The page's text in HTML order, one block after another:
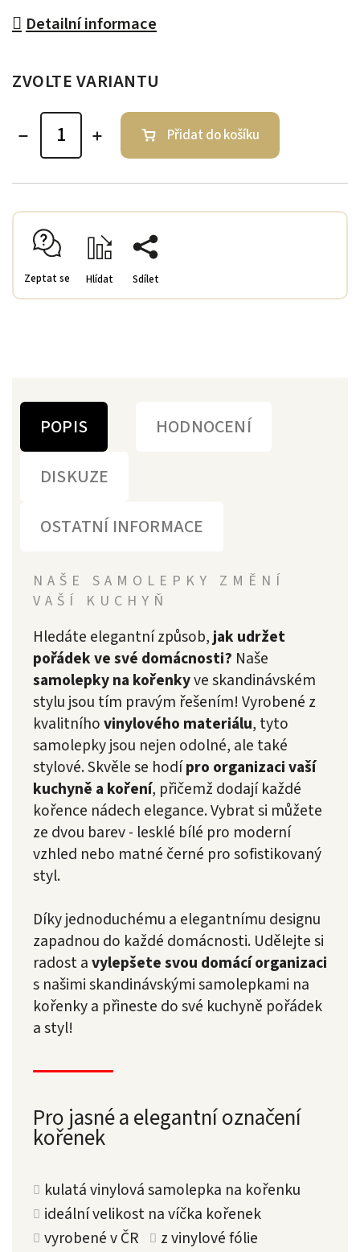
Detailní informace
ZVOLTE VARIANTU
Přidat do košíku
Zeptat se Hlídat Sdílet
POPIS
HODNOCENÍ
DISKUZE
OSTATNÍ INFORMACE
NAŠE SAMOLEPKY ZMĚNÍ
VAŠÍ KUCHYŇ
Hledáte elegantní způsob,jak udržet
pořádek ve své domácnosti? Naše
samolepky na kořenkyve skandinávském
stylu jsou tím pravým řešením! Vyrobené z
kvalitníhovinylového materiálu, tyto
samolepky jsou nejen odolné, ale také
stylové. Skvěle se hodípro organizaci vaší
kuchyně a koření, přičemž dodají každé
kořence nádech elegance. Vybrat si můžete
ze dvou barev - lesklé bílé pro moderní
vzhled nebo matné černé pro sofistikovaný
styl.
Díky jednoduchému a elegantnímu designu
zapadnou do každé domácnosti. Udělejte si
radost avylepšete svou domácí organizaci
s našimi skandinávskými samolepkami na
kořenky a přineste do své kuchyně pořádek
a styl!
Pro jasné a elegantní označení
kořenek
kulatá vinylová samolepka na kořenku
ideální velikost na víčka kořenek
vyrobené v ČR
z vinylové fólie